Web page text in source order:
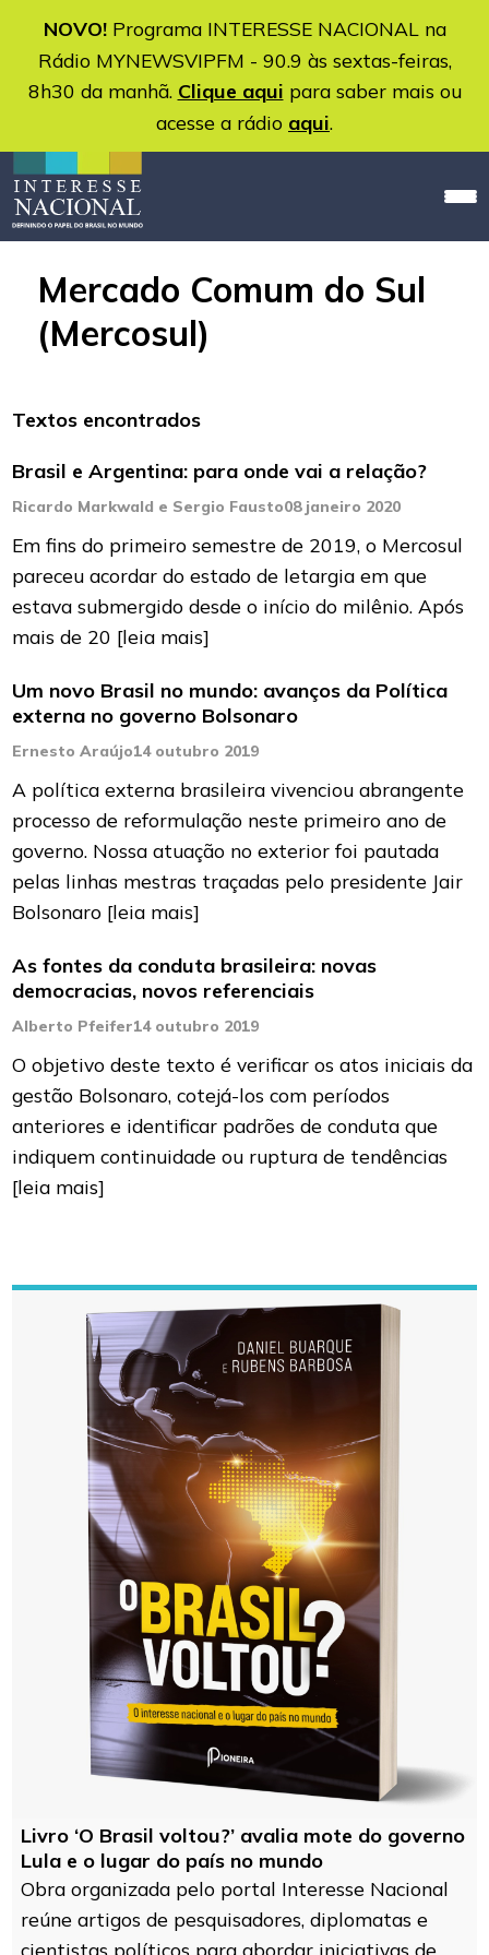
NOVO!Programa INTERESSE NACIONAL na
Rádio MYNEWSVIPFM - 90.9 às sextas-feiras,
8h30 da manhã. Clique aqui para saber mais ou
acesse a rádio aqui.
Mercado Comum do Sul
(Mercosul)
Textos encontrados
Brasil e Argentina: para onde vai a relação?
Ricardo Markwald e Sergio Fausto08 janeiro 2020
Em fins do primeiro semestre de 2019, o Mercosul
pareceu acordar do estado de letargia em que
estava submergido desde o início do milênio. Após
mais de 20 [leia mais]
Um novo Brasil no mundo: avanços da Política
externa no governo Bolsonaro
Ernesto Araújo14 outubro 2019
A política externa brasileira vivenciou abrangente
processo de reformulação neste primeiro ano de
governo. Nossa atuação no exterior foi pautada
pelas linhas mestras traçadas pelo presidente Jair
Bolsonaro [leia mais]
As fontes da conduta brasileira: novas
democracias, novos referenciais
Alberto Pfeifer14 outubro 2019
O objetivo deste texto é verificar os atos iniciais da
gestão Bolsonaro, cotejá-los com períodos
anteriores e identificar padrões de conduta que
indiquem continuidade ou ruptura de tendências
[leia mais]
Livro ‘O Brasil voltou?’ avalia mote do governo
Lula e o lugar do país no mundo
Obra organizada pelo portal Interesse Nacional
reúne artigos de pesquisadores, diplomatas e
cientistas políticos para abordar iniciativas de